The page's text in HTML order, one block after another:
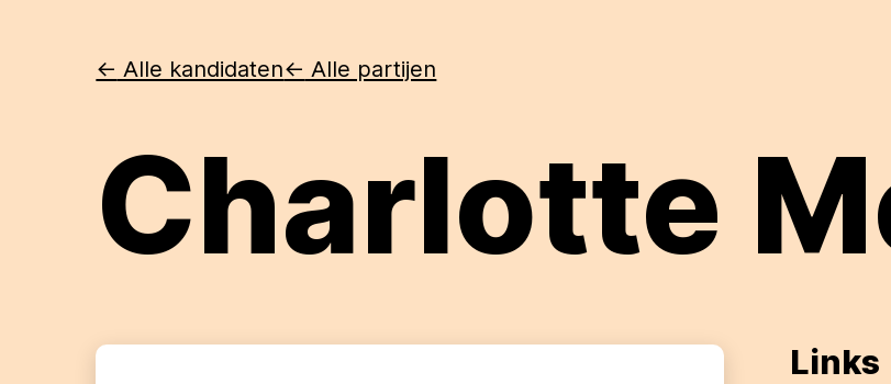
<- Alle kandidaten<- Alle partijen
Charlotte
Links